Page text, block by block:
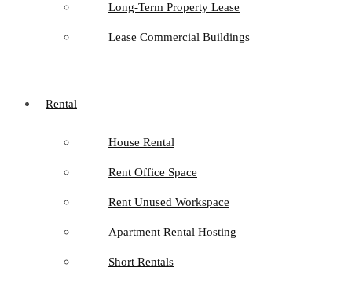
Long-Term Property Lease
Lease Commercial Buildings
Rental
House Rental
Rent Office Space
Rent Unused Workspace
Apartment Rental Hosting
Short Rentals